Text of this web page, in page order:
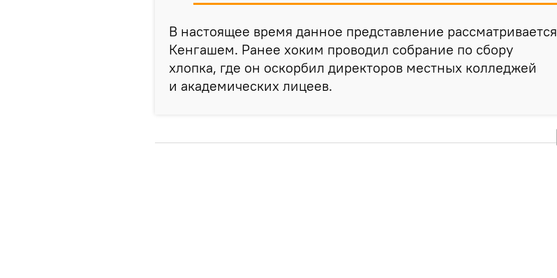
В настоящее время данное представление рассматривается
Кенгашем. Ранее хоким проводил собрание по сбору
хлопка, где он оскорбил директоров местных колледжей
и академических лицеев.